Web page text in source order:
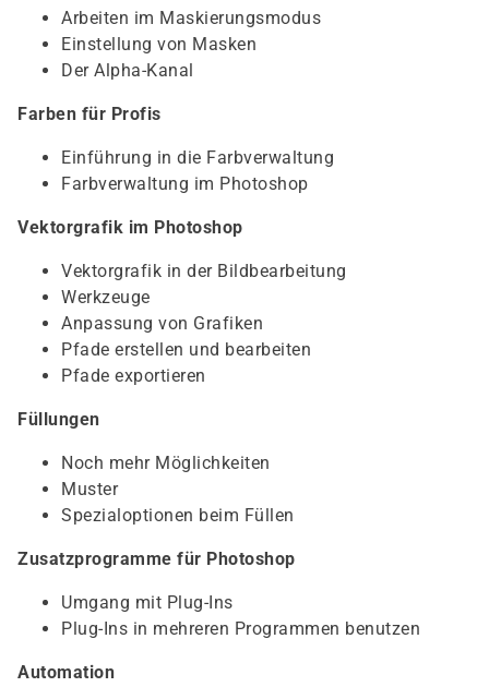
Arbeiten im Maskierungsmodus
Einstellung von Masken
Der Alpha-Kanal
Farben für Profis
Einführung in die Farbverwaltung
Farbverwaltung im Photoshop
Vektorgrafik im Photoshop
Vektorgrafik in der Bildbearbeitung
Werkzeuge
Anpassung von Grafiken
Pfade erstellen und bearbeiten
Pfade exportieren
Füllungen
Noch mehr Möglichkeiten
Muster
Spezialoptionen beim Füllen
Zusatzprogramme für Photoshop
Umgang mit Plug-Ins
Plug-Ins in mehreren Programmen benutzen
Automation